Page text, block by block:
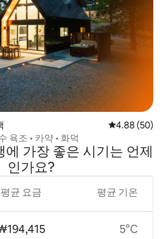
평점 4.88점(5
4.88 (50)
욕조 • 카약 • 화덕
가장 좋은 시기는 언제
인가요?
평균 요금 평균 기온
5°C